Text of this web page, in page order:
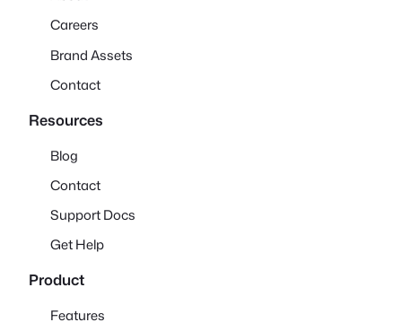
Careers
Brand Assets
Contact
Resources
Blog
Contact
Support Docs
Get Help
Product
Features